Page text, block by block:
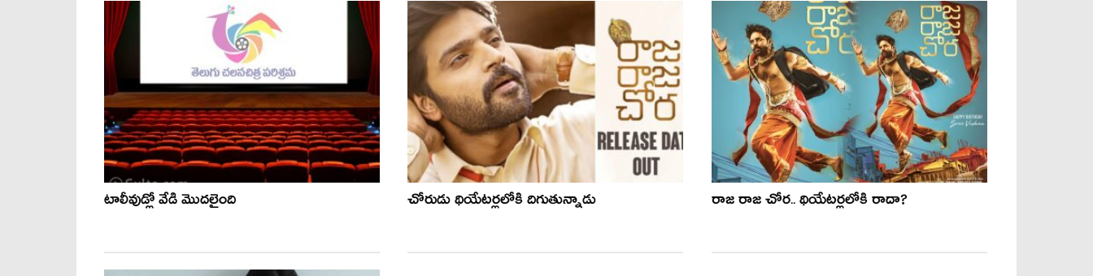
టాలీవుడ్లో వేడి మొదలైంది చోరుడు థియేటర్లలోకి దిగుతున్నాడు రాజ రాజ చోర.. థియేటర్లలోకి రాదా?